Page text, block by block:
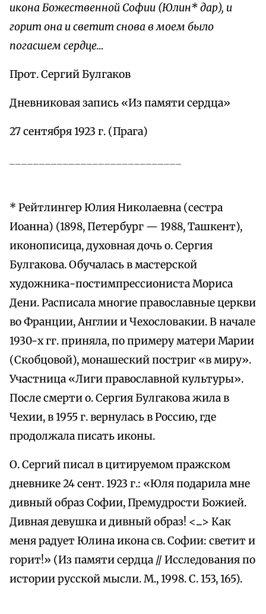
икона Божественной Софии (Юлин* дар), и
горит она и светит снова в моем было
погасшем сердце…
Прот. Сергий Булгаков
Дневниковая запись «Из памяти сердца»
27 сентября 1923 г. (Прага)
* Рейтлингер Юлия Николаевна (сестра
Иоанна) (1898, Петербург — 1988, Ташкент),
иконописица, духовная дочь о. Сергия
Булгакова. Обучалась в мастерской
художника-постимпрессиониста Мориса
Дени. Расписала многие православные церкви
во Франции, Англии и Чехословакии. В начале
1930-х гг. приняла, по примеру матери Марии
(Скобцовой), монашеский постриг «в миру».
Участница «Лиги православной культуры».
После смерти о. Сергия Булгакова жила в
Чехии, в 1955 г. вернулась в Россию, где
продолжала писать иконы.
О. Сергий писал в цитируемом пражском
дневнике 24 сент. 1923 г.: «Юля подарила мне
дивный образ Софии, Премудрости Божией.
Дивная девушка и дивный образ! <...> Как
меня радует Юлина икона св. Софии: светит и
горит!» (Из памяти сердца // Исследования по
истории русской мысли. М., 1998. С. 153, 165).